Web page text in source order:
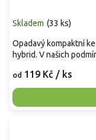
Skladem (33 ks)
od 119 Kč / ks
Opadavý kompaktní
hybrid. V našich